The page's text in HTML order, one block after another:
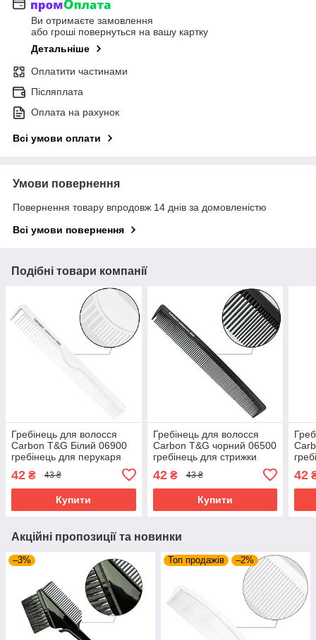
Ви отримаєте замовлення
або гроші повернуться на вашу картку
Детальніше
Оплатити частинами
Післяплата
Оплата на рахунок
Всі умови оплати
Умови повернення
Повернення товару впродовж 14 днів за домовленістю
Всі умови повернення
Подібні товари компанії
Гребінець для волосся
Carbon T&G Білий 06900
гребінець для перукаря
планочка
42 ₴ 43 ₴
Купити
Гребінець для волосся
Carbon T&G чорний 06500
гребінець для стрижки
планочка
42₴ 43 ₴
Купити
42
Акційні пропозиції та новинки
–3% Топ продажів –2%